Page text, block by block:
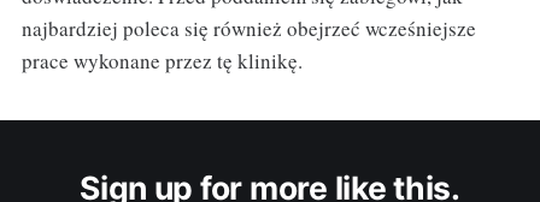
najbardziej poleca się również obejrzeć wcześniejsze
prace wykonane przez tę klinikę.
Sign up for more like this.